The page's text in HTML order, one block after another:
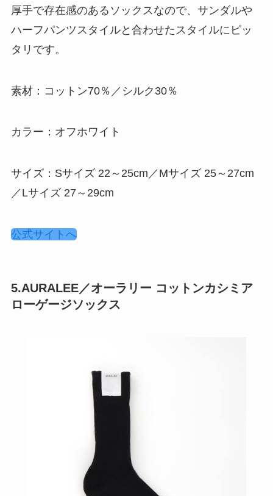
厚手で存在感のあるソックスなので、サンダルや
ハーフパンツスタイルと合わせたスタイルにピッ
タリです。
素材：コットン70％／シルク30％
カラー：オフホワイト
サイズ：Sサイズ 22～25cm／Mサイズ 25～27cm
／Lサイズ 27～29cm
公式サイトへ
5.AURALEE／オーラリー コットンカシミア
ローゲージソックス